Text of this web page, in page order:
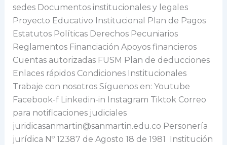
sedes Documentos institucionales y legales
Proyecto Educativo Institucional Plan de Pagos
Estatutos Políticas Derechos Pecuniarios
Reglamentos Financiación Apoyos financieros
Cuentas autorizadas FUSM Plan de deducciones
Enlaces rápidos Condiciones Institucionales
Trabaje con nosotros Síguenos en: Youtube
Facebook-f Linkedin-in Instagram Tiktok Correo
para notificaciones judiciales
juridicasanmartin@sanmartin.edu.co Personería
jurídica Nº 12387 de Agosto 18 de 1981 Institución